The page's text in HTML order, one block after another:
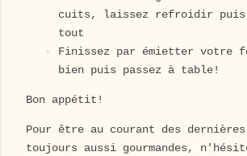
cuits, laissez refroidir puis
tout
Finissez par émietter votre
bien puis passez à table!
Bon appétit!
Pour être au courant des
toujours aussi gourmandes,